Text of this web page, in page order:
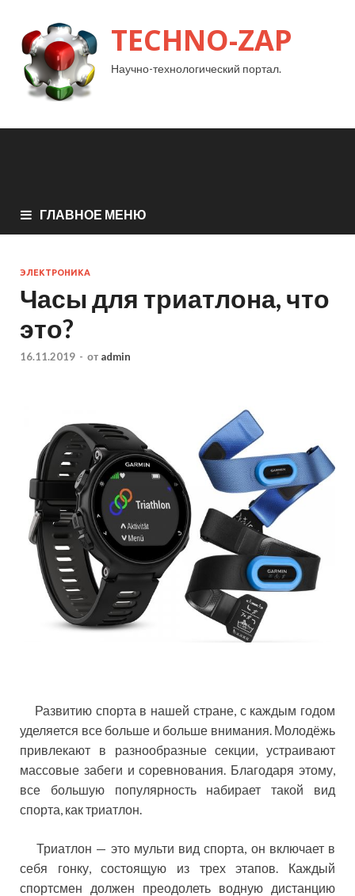
TECHNO-ZAP
Научно-технологический портал.
ГЛАВНОЕ МЕНЮ
ЭЛЕКТРОНИКА
Часы для триатлона, что
это?
16.11.2019 - от admin
Развитию спорта в нашей стране, с каждым годом
уделяется все больше и больше внимания. Молодёжь
привлекают в разнообразные секции, устраивают
массовые забеги и соревнования. Благодаря этому,
все большую популярность набирает такой вид
спорта, кактриатлон.
Триатлон — это мульти вид спорта, он включает в
себя гонку, состоящую из трех этапов. Каждый
спортсмен должен преодолеть водную дистанцию